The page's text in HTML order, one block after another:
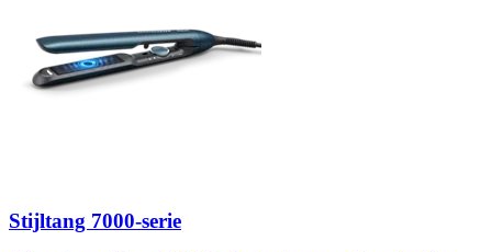
Stijltang 7000-serie